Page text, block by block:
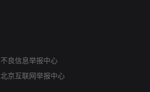
不良信息举报中心
北京互联网举报中心
亚运会举报专区